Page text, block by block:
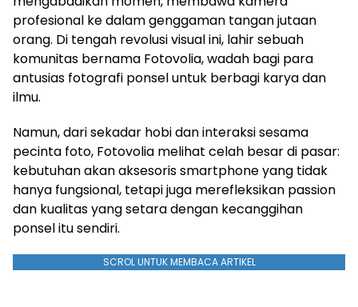
profesional ke dalam genggaman tangan jutaan
orang. Di tengah revolusi visual ini, lahir sebuah
komunitas bernama Fotovolia, wadah bagi para
antusias fotografi ponsel untuk berbagi karya dan
ilmu.
Namun, dari sekadar hobi dan interaksi sesama
pecinta foto, Fotovolia melihat celah besar di pasar:
kebutuhan akan aksesoris smartphone yang tidak
hanya fungsional, tetapi juga merefleksikan passion
dan kualitas yang setara dengan kecanggihan
ponsel itu sendiri.
SCROL UNTUK MEMBACA ARTIKEL